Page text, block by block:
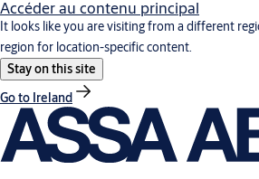
Accéder au contenu principal
It looks like you are visiting from a different
region for location-specific content.
Stay on this site
Go to Ireland